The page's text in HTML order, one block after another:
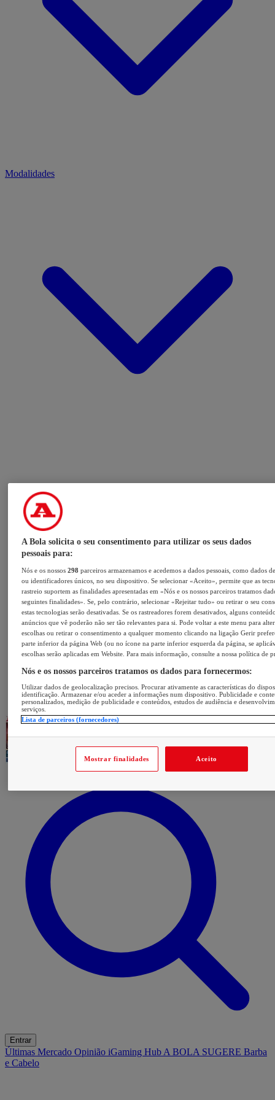
Modalidades
Entrar
Últimas Mercado Opinião iGaming Hub A BOLA SUGERE Barba
e Cabelo
A Bola solicita o seu consentimento para utilizar os seus dados
pessoais para:
Nós e os nossos298 parceiros armazenamos e acedemos a dados pessoais, como dados
ou identificadores únicos, no seu dispositivo. Se selecionar «Aceito», permite que as
rastreio suportem as finalidades apresentadas em «Nós e os nossos parceiros tratamos
seguintes finalidades». Se, pelo contrário, selecionar «Rejeitar tudo» ou retirar o seu
estas tecnologias serão desativadas. Se os rastreadores forem desativados, alguns
anúncios que vê poderão não ser tão relevantes para si. Pode voltar a este menu para
escolhas ou retirar o consentimento a qualquer momento clicando na ligação Gerir
parte inferior da página Web (ou no ícone na parte inferior esquerda da página, se
escolhas serão aplicadas em Website. Para mais informação, consulte a nossa política de
Nós e os nossos parceiros tratamos os dados para fornecermos:
Utilizar dados de geolocalização precisos. Procurar ativamente as características do
identificação. Armazenar e/ou aceder a informações num dispositivo. Publicidade e
personalizados, medição de publicidade e conteúdos, estudos de audiência e
serviços.
Lista de parceiros (fornecedores)
Mostrar finalidades Aceito